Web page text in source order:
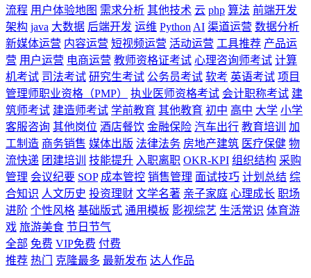
流程 用户体验地图 需求分析 其他技术 云 php 算法 前端开发
架构 java 大数据 后端开发 运维 Python AI 渠道运营 数据分析
新媒体运营 内容运营 短视频运营 活动运营 工具推荐 产品运
营 用户运营 电商运营 教师资格证考试 心理咨询师考试 计算
机考试 司法考试 研究生考试 公务员考试 软考 英语考试 项目
管理师职业资格（PMP）
执业医师资格考试 会计职称考试 建
筑师考试 建造师考试 学前教育 其他教育 初中 高中 大学 小学
客服咨询 其他岗位 酒店餐饮 金融保险 汽车出行 教育培训
加
工制造 商务销售 媒体出版 法律法务 房地产建筑 医疗保健 物
流快递 团建培训 技能提升 入职离职 OKR-KPI 组织结构 采购
管理 会议纪要 SOP 成本管控 销售管理 面试技巧 计划总结 综
合知识 人文历史 投资理财 文学名著 亲子家庭 心理成长 职场
进阶 个性风格 基础版式 通用模板 影视综艺 生活常识 体育游
戏 旅游美食 节日节气
全部 免费 VIP免费 付费
推荐 热门 克隆最多 最新发布 达人作品